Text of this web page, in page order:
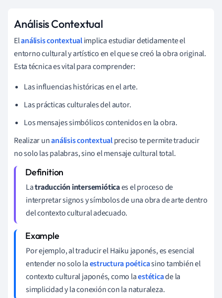
Análisis Contextual
Elanálisis contextualimplica estudiar detidamente el
entorno cultural y artístico en el que se creó la obra original.
Esta técnica es vital para comprender:
Las influencias históricas en el arte.
Las prácticas culturales del autor.
Los mensajes simbólicos contenidos en la obra.
Realizar unanálisis contextualpreciso te permite traducir
no solo las palabras, sino el mensaje cultural total.
Latraducción intersemióticaes el proceso de
interpretar signos y símbolos de una obra de arte dentro
del contexto cultural adecuado.
Por ejemplo, al traducir el Haiku japonés, es esencial
entender no solo laestructura poéticasino también el
contexto cultural japonés, como laestéticade la
simplicidad y la conexión con la naturaleza.